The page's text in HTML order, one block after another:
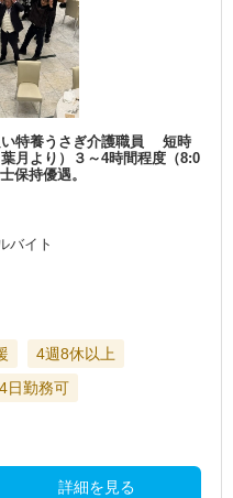
い特養うさぎ介護職員 短時
月より）３～4時間程度（8:0
保持優遇。
バイト
4週8休以上
日勤務可
詳細を見る